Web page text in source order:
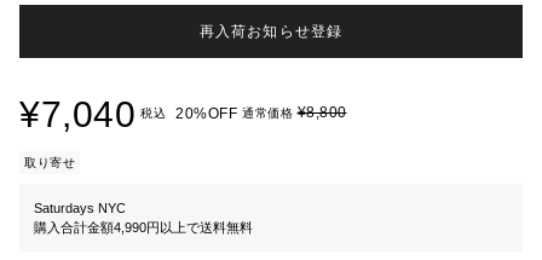
再入荷お知らせ登録
¥7,040 税込 20%OFF 通常価格¥8,800
取り寄せ
Saturdays NYC
購入合計金額4,990円以上で送料無料